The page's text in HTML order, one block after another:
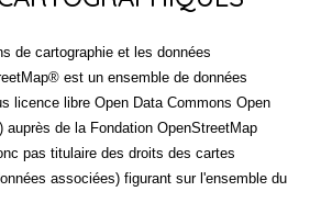
de cartographie et les données
est un ensemble de données
licence libre Open Data Commons Open
auprès de la Fondation OpenStreetMap
pas titulaire des droits des cartes
associées) figurant sur l'ensemble du